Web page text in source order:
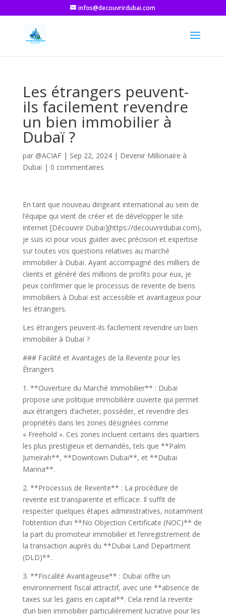
infos@decouvrirdubai.com
Les étrangers peuvent-
ils facilement revendre
un bien immobilier à
Dubaï ?
par @ACIAF| Sep 22, 2024| Devenir Millionaire à
Dubaï| 0 commentaires
En tant que nouveau dirigeant international au sein de
l’équipe qui vient de créer et de développer le site
internet [Découvrir Dubaï](https://decouvrirdubai.com),
je suis ici pour vous guider avec précision et expertise
sur toutes vos questions relatives au marché
immobilier à Dubaï. Ayant accompagné des milliers de
clients et généré des millions de profits pour eux, je
peux confirmer que le processus de revente de biens
immobiliers à Dubaï est accessible et avantageux pour
les étrangers.
Les étrangers peuvent-ils facilement revendre un bien
immobilier à Dubaï ?
### Facilité et Avantages de la Revente pour les
Étrangers
1. **Ouverture du Marché Immobilier** : Dubaï
propose une politique immobilière ouverte qui permet
aux étrangers d’acheter, posséder, et revendre des
propriétés dans les zones désignées comme
« Freehold ». Ces zones incluent certains des quartiers
les plus prestigieux et demandés, tels que **Palm
Jumeirah**, **Downtown Dubai**, et **Dubai
Marina**.
2. **Processus de Revente** : La procédure de
revente est transparente et efficace. Il suffit de
respecter quelques étapes administratives, notamment
l’obtention d’un **No Objection Certificate (NOC)** de
la part du promoteur immobilier et l’enregistrement de
la transaction auprès du **Dubai Land Department
(DLD)**.
3. **Fiscalité Avantageuse** : Dubaï offre un
environnement fiscal attractif, avec une **absence de
taxes sur les gains en capital**. Cela rend la revente
d’un bien immobilier particulièrement lucrative pour les